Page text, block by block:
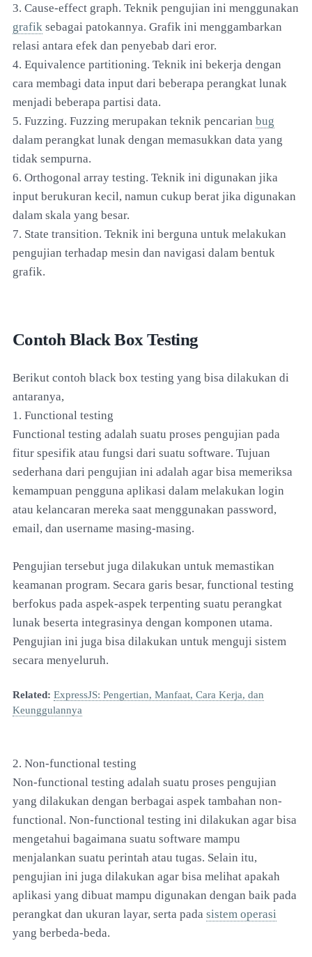
3. Cause-effect graph. Teknik pengujian ini menggunakan
grafik sebagai patokannya. Grafik ini menggambarkan
relasi antara efek dan penyebab dari eror.
4. Equivalence partitioning. Teknik ini bekerja dengan
cara membagi data input dari beberapa perangkat lunak
menjadi beberapa partisi data.
5. Fuzzing. Fuzzing merupakan teknik pencarian bug
dalam perangkat lunak dengan memasukkan data yang
tidak sempurna.
6. Orthogonal array testing. Teknik ini digunakan jika
input berukuran kecil, namun cukup berat jika digunakan
dalam skala yang besar.
7. State transition. Teknik ini berguna untuk melakukan
pengujian terhadap mesin dan navigasi dalam bentuk
grafik.
Contoh Black Box Testing
Berikut contoh black box testing yang bisa dilakukan di
antaranya,
1. Functional testing
Functional testing adalah suatu proses pengujian pada
fitur spesifik atau fungsi dari suatu software. Tujuan
sederhana dari pengujian ini adalah agar bisa memeriksa
kemampuan pengguna aplikasi dalam melakukan login
atau kelancaran mereka saat menggunakan password,
email, dan username masing-masing.
Pengujian tersebut juga dilakukan untuk memastikan
keamanan program. Secara garis besar, functional testing
berfokus pada aspek-aspek terpenting suatu perangkat
lunak beserta integrasinya dengan komponen utama.
Pengujian ini juga bisa dilakukan untuk menguji sistem
secara menyeluruh.
Related: ExpressJS: Pengertian, Manfaat, Cara Kerja, dan
Keunggulannya
2. Non-functional testing
Non-functional testing adalah suatu proses pengujian
yang dilakukan dengan berbagai aspek tambahan non-
functional. Non-functional testing ini dilakukan agar bisa
mengetahui bagaimana suatu software mampu
menjalankan suatu perintah atau tugas. Selain itu,
pengujian ini juga dilakukan agar bisa melihat apakah
aplikasi yang dibuat mampu digunakan dengan baik pada
perangkat dan ukuran layar, serta pada sistem operasi
yang berbeda-beda.